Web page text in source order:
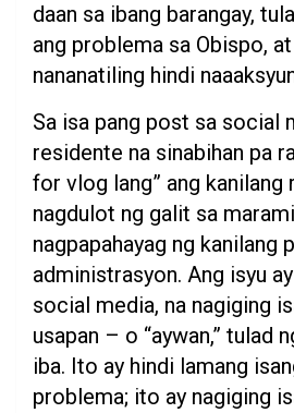
daan sa ibang barangay,
ang problema sa Obispo,
nananatiling hindi
Sa isa pang post sa social
residente na sinabihan pa
for vlog lang” ang kanilang
nagdulot ng galit sa
nagpapahayag ng kanilang
administrasyon. Ang isyu
social media, na nagiging
usapan – o “aywan,” tulad
iba. Ito ay hindi lamang
problema; ito ay nagiging